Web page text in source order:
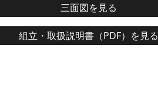
三面図を見る
組立・取扱説明書（PDF）を見る